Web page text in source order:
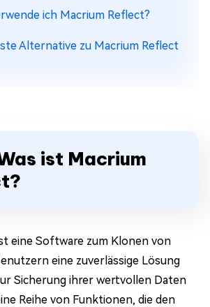
ich Macrium Reflect?
Alternative zu Macrium Reflect
ist Macrium
eine Software zum Klonen von
eine zuverlässige Lösung
Sicherung ihrer wertvollen Daten
Reihe von Funktionen, die den